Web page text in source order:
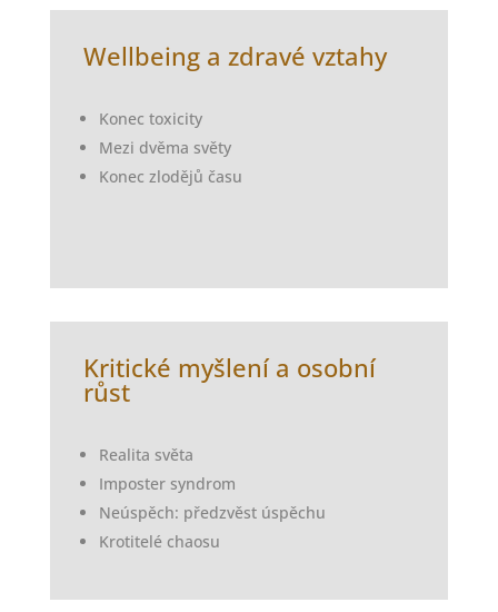
Wellbeing a zdravé vztahy
Konec toxicity
Mezi dvěma světy
Konec zlodějů času
Kritické myšlení a osobní
růst
Realita světa
Imposter syndrom
Neúspěch: předzvěst úspěchu
Krotitelé chaosu